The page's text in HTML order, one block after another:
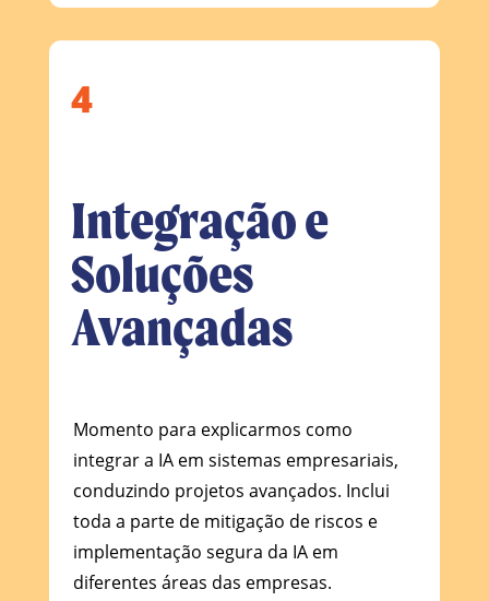
4
Integração e
Soluções
Avançadas
Momento para explicarmos como
integrar a IA em sistemas empresariais,
conduzindo projetos avançados. Inclui
toda a parte de mitigação de riscos e
implementação segura da IA em
diferentes áreas das empresas.